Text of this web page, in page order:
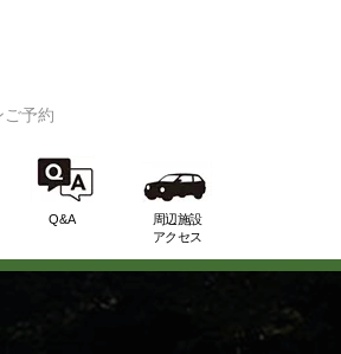
ご予約
Q&A
周辺施設
アクセス